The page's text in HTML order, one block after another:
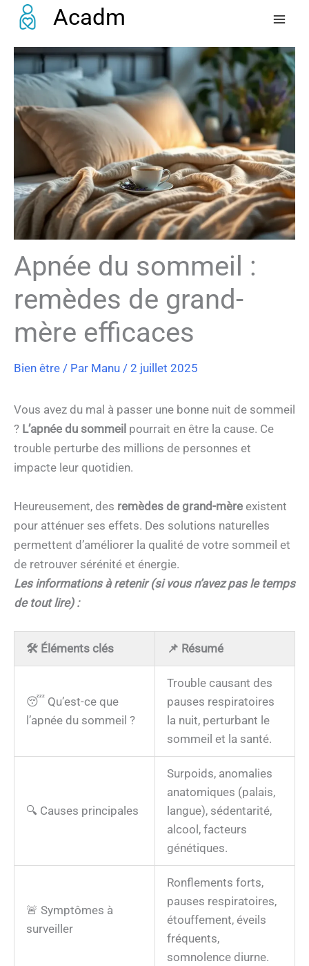
Aller
contenu
Acadm
Apnée du sommeil :
remèdes de grand-
mère efficaces
Bien être / Par Manu / 2 juillet 2025
Vous avez du mal à passer une bonne nuit de sommeil
? L’apnée du sommeil pourrait en être la cause. Ce
trouble perturbe des millions de personnes et
impacte leur quotidien.
Heureusement, des remèdes de grand-mère existent
pour atténuer ses effets. Des solutions naturelles
permettent d’améliorer la qualité de votre sommeil et
de retrouver sérénité et énergie.
Les informations à retenir (si vous n’avez pas le temps
de tout lire) :
🛠️ Éléments clés 📌 Résumé
😴 Qu’est-ce que
l’apnée du sommeil ?
Trouble causant des
pauses respiratoires
la nuit, perturbant le
sommeil et la santé.
🔍 Causes principales
Surpoids, anomalies
anatomiques (palais,
langue), sédentarité,
alcool, facteurs
génétiques.
🚨 Symptômes à
surveiller
Ronflements forts,
pauses respiratoires,
étouffement, éveils
fréquents,
somnolence diurne.